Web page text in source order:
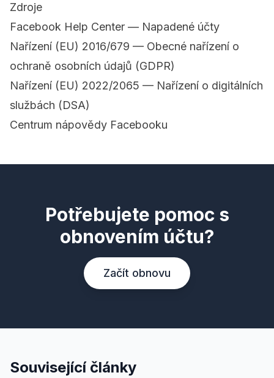
Zdroje
Facebook Help Center — Napadené účty
Nařízení (EU) 2016/679 — Obecné nařízení o
ochraně osobních údajů (GDPR)
Nařízení (EU) 2022/2065 — Nařízení o digitálních
službách (DSA)
Centrum nápovědy Facebooku
Potřebujete pomoc s
obnovením účtu?
Začít obnovu
Související články